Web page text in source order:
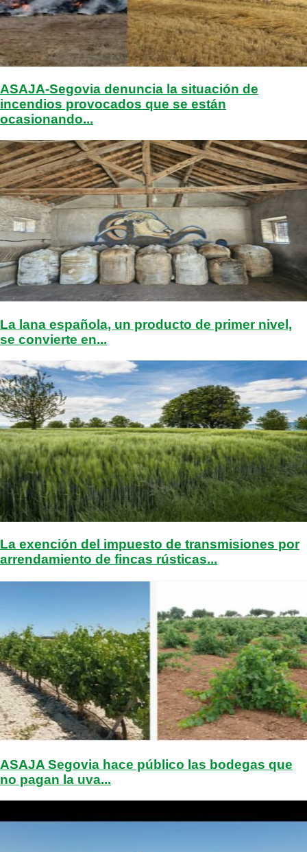
ASAJA-Segovia denuncia la situación de
incendios provocados que se están
ocasionando...
La lana española, un producto de primer nivel,
se convierte en...
La exención del impuesto de transmisiones por
arrendamiento de fincas rústicas...
ASAJA Segovia hace público las bodegas que
no pagan la uva...